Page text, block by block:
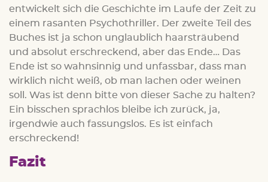
entwickelt sich die Geschichte im Laufe der Zeit zu
einem rasanten Psychothriller. Der zweite Teil des
Buches ist ja schon unglaublich haarsträubend
und absolut erschreckend, aber das Ende… Das
Ende ist so wahnsinnig und unfassbar, dass man
wirklich nicht weiß, ob man lachen oder weinen
soll. Was ist denn bitte von dieser Sache zu halten?
Ein bisschen sprachlos bleibe ich zurück, ja,
irgendwie auch fassungslos. Es ist einfach
erschreckend!
Fazit